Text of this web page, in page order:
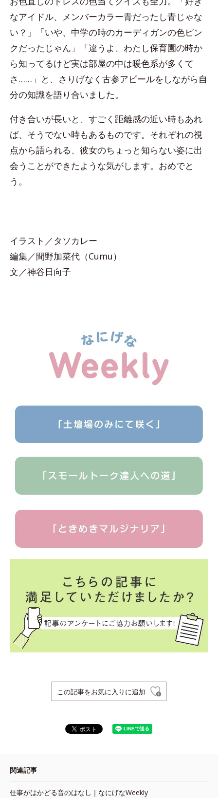
なアイドル、メンバーカラー青だったし青じゃな
い？」「いや、中学の時のカーディガンの色ピン
クだったじゃん」「違うよ、わたし保育園の時か
ら知ってるけど実は部屋の中は暖色系が多くて
さ……」と、さりげなく古参アピールをしながら自
分の知識を語り合いました。
付き合いが長いと、すごく距離感の近い時もあれ
ば、そうでない時もあるものです。それぞれの視
点から語られる、彼女のちょっと知らない姿に出
会うことができたような気がします。おめでと
う。
イラスト／タソカレー
編集／間野加菜代（Cumu）
文／神谷日向子
この記事をお気に入りに追加
関連記事
仕事がはかどる音のはなし｜なにげなWeekly